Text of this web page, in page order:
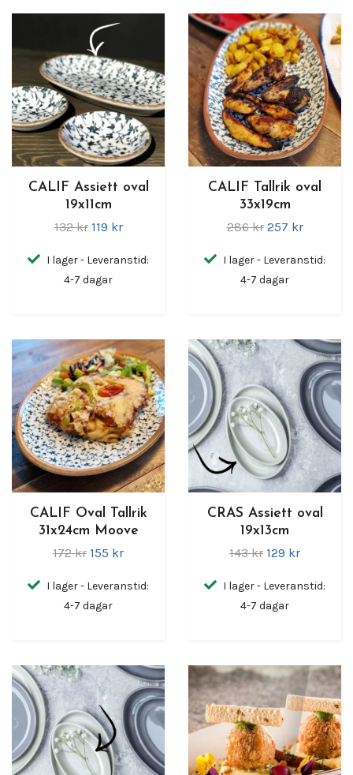
CALIF Assiett oval
19x11cm
132 kr 119 kr
I lager - Leveranstid:
4-7 dagar
CALIF Tallrik oval
33x19cm
286 kr 257 kr
I lager - Leveranstid:
4-7 dagar
CALIF Oval Tallrik
31x24cm Moove
172 kr 155 kr
I lager - Leveranstid:
4-7 dagar
CRAS Assiett oval
19x13cm
143 kr 129 kr
I lager - Leveranstid:
4-7 dagar